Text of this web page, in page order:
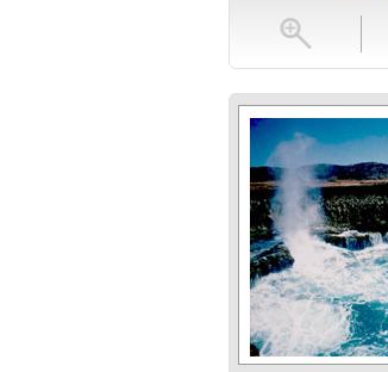
toevoegen